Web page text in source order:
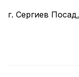
г. Сергиев